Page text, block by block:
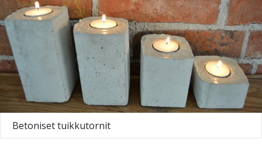
Betoniset tuikkutornit